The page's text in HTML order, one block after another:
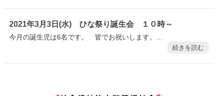
2021年3月3日(水) ひな祭り誕生会 １０時～
今月の誕生児は6名です。 皆でお祝いします。…
続きを読む